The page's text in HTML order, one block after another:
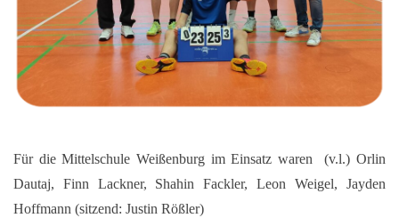
Für die Mittelschule Weißenburg im Einsatz waren (v.l.) Orlin
Dautaj, Finn Lackner, Shahin Fackler, Leon Weigel, Jayden
Hoffmann (sitzend: Justin Rößler)